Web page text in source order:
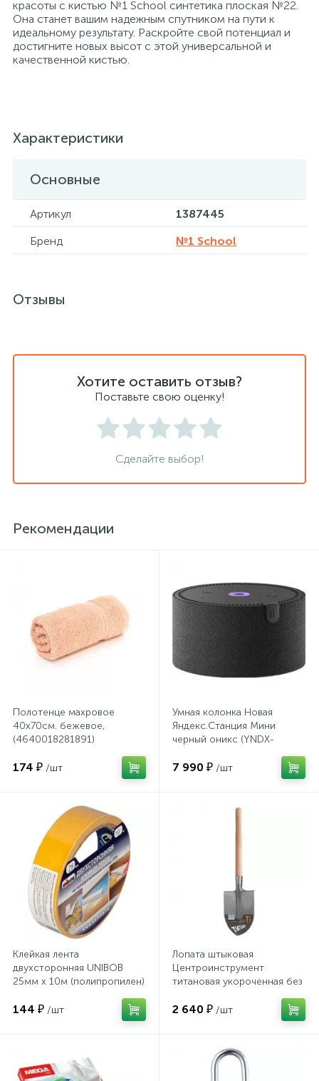
красоты с кистью №1 School синтетика плоская №22.
Она станет вашим надежным спутником на пути к
идеальному результату. Раскройте свой потенциал и
достигните новых высот с этой универсальной и
качественной кистью.
Характеристики
Основные
Артикул
1387445
Бренд
№1 School
Отзывы
Хотите оставить отзыв?
Поставьте свою оценку!
Сделайте выбор!
Рекомендации
Полотенце махровое
40х70см. бежевое,
(4640018281891)
174 ₽ /шт
Умная колонка Новая
Яндекс.Станция Мини
черный оникс (YNDX-
7 990 ₽ /шт
Клейкая лента
двухсторонняя UNIBOB
25мм х 10м (полипропилен)
144 ₽ /шт
Лопата штыковая
Центроинструмент
титановая укороченная без
2 640 ₽ /шт
Хлорсодержащие средства
Почтовые ящики
Пюпитры
Ресепшн
Сейфы автомобильные
Сейфы мебельные
Сейфы оружейные
Системы хранения
Столы
Столы обеденные
Стулья для посетителей
Стулья и табуреты
Тележки специализированные
Тумбы
Урны
Флаги